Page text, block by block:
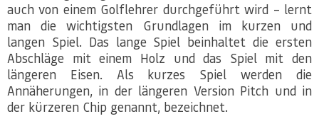
auch von einem Golflehrer durchgeführt wird – lernt
man die wichtigsten Grundlagen im kurzen und
langen Spiel. Das lange Spiel beinhaltet die ersten
Abschläge mit einem Holz und das Spiel mit den
längeren Eisen. Als kurzes Spiel werden die
Annäherungen, in der längeren Version Pitch und in
der kürzeren Chip genannt, bezeichnet.